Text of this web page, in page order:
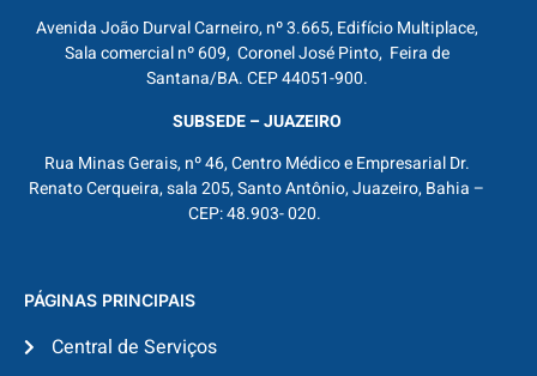
Avenida João Durval Carneiro, nº 3.665, Edifício Multiplace,
Sala comercial nº 609, Coronel José Pinto, Feira de
Santana/BA. CEP 44051-900.
SUBSEDE – JUAZEIRO
Rua Minas Gerais, nº 46, Centro Médico e Empresarial Dr.
Renato Cerqueira, sala 205, Santo Antônio, Juazeiro, Bahia –
CEP: 48.903- 020.
PÁGINAS PRINCIPAIS
Central de Serviços